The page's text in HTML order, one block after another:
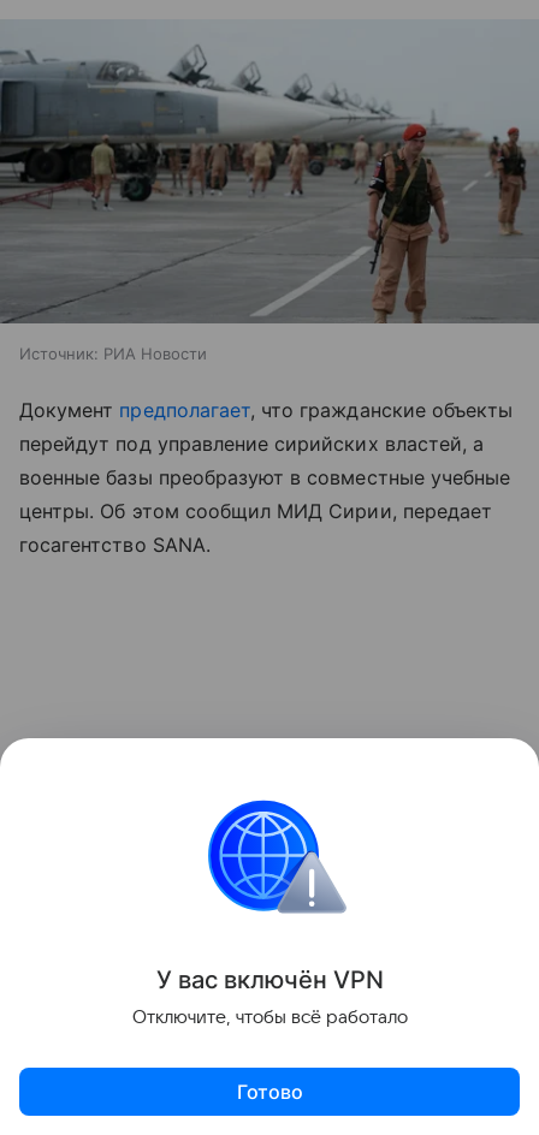
Источник: РИА Новости
Документ предполагает, что гражданские объекты
перейдут под управление сирийских властей, а
военные базы преобразуют в совместные учебные
центры. Об этом сообщил МИД Сирии, передает
госагентство SANA.
гражданское управление аэропорт Хмеймим и
четвертый коммерческий причал в порту Тартус.
У вас включён VPN
Отключите, чтобы всё работало
Готово